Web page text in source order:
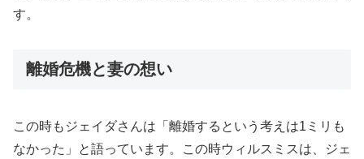
す。
離婚危機と妻の想い
この時もジェイダさんは「離婚するという考えは1ミリも
なかった」と語っています。この時ウィルスミスは、ジェ